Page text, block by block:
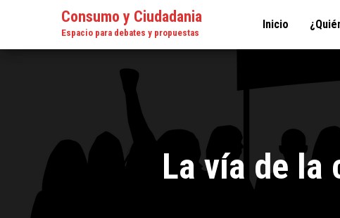
Consumo y Ciudadania
Espacio para debates y propuestas
Inicio
La vía de la